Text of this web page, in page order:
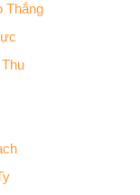
Thắng